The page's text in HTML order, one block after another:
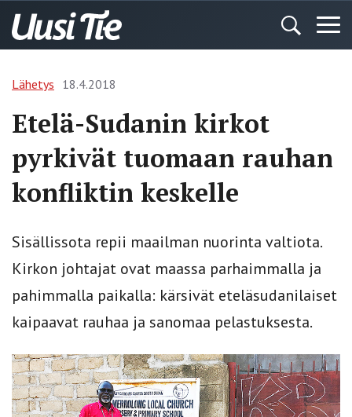
Lähetys 18.4.2018
Etelä-Sudanin kirkot
pyrkivät tuomaan rauhan
konfliktin keskelle
Sisällissota repii maailman nuorinta valtiota.
Kirkon johtajat ovat maassa parhaimmalla ja
pahimmalla paikalla: kärsivät eteläsudanilaiset
kaipaavat rauhaa ja sanomaa pelastuksesta.